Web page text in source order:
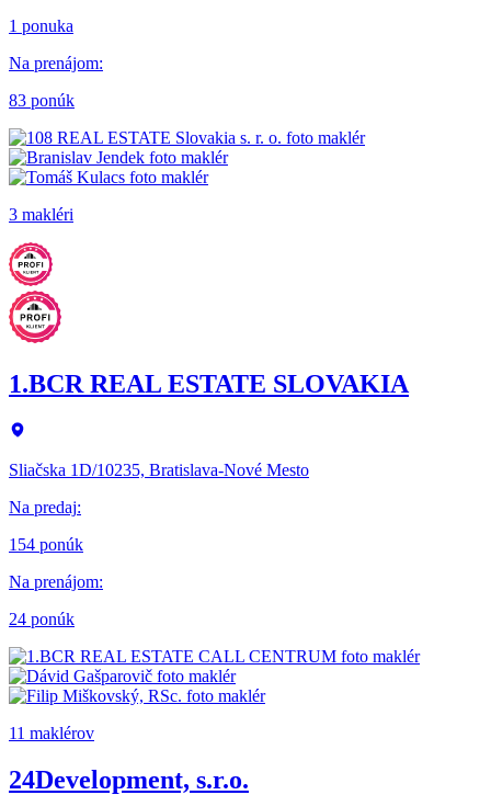
1 ponuka
Na prenájom:
83 ponúk
3 makléri
1.BCR REAL ESTATE SLOVAKIA
Sliačska 1D/10235, Bratislava-Nové Mesto
Na predaj:
154 ponúk
Na prenájom:
24 ponúk
11 maklérov
24Development, s.r.o.